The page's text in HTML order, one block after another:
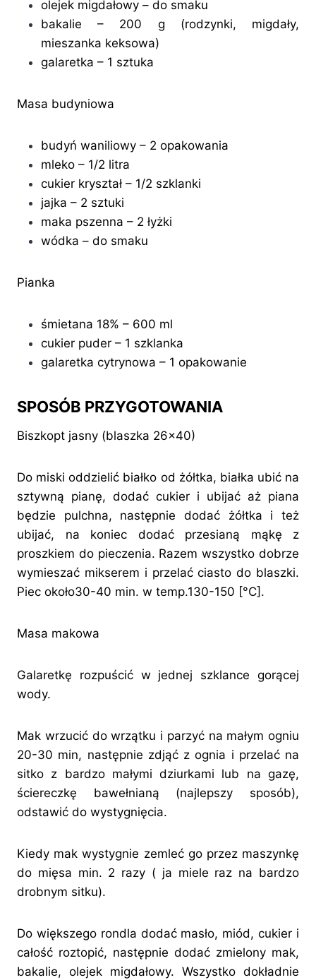
olejek migdałowy – do smaku
bakalie – 200 g (rodzynki, migdały,
mieszanka keksowa)
galaretka – 1 sztuka
Masa budyniowa
budyń waniliowy – 2 opakowania
mleko – 1/2 litra
cukier kryształ – 1/2 szklanki
jajka – 2 sztuki
maka pszenna – 2 łyżki
wódka – do smaku
Pianka
śmietana 18% – 600 ml
cukier puder – 1 szklanka
galaretka cytrynowa – 1 opakowanie
SPOSÓB PRZYGOTOWANIA
Biszkopt jasny (blaszka 26×40)
Do miski oddzielić białko od żółtka, białka ubić na
sztywną pianę, dodać cukier i ubijać aż piana
będzie pulchna, następnie dodać żółtka i też
ubijać, na koniec dodać przesianą mąkę z
proszkiem do pieczenia. Razem wszystko dobrze
wymieszać mikserem i przelać ciasto do blaszki.
Piec około30-40 min. w temp.130-150 [°C].
Masa makowa
Galaretkę rozpuścić w jednej szklance gorącej
wody.
Mak wrzucić do wrzątku i parzyć na małym ogniu
20-30 min, następnie zdjąć z ognia i przelać na
sitko z bardzo małymi dziurkami lub na gazę,
ściereczkę bawełnianą (najlepszy sposób),
odstawić do wystygnięcia.
Kiedy mak wystygnie zemleć go przez maszynkę
do mięsa min. 2 razy ( ja miele raz na bardzo
drobnym sitku).
Do większego rondla dodać masło, miód, cukier i
całość roztopić, następnie dodać zmielony mak,
bakalie, olejek migdałowy. Wszystko dokładnie